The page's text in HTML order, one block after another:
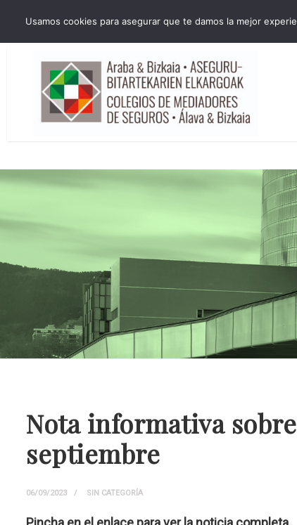
administracion@cmsab.eus 94.442.43.43 Móvil y Whatsapp
Nota informativa
septiembre
06/09/2023 SIN CATEGORÍA
Usamos cookies para asegurar que te damos la mejor